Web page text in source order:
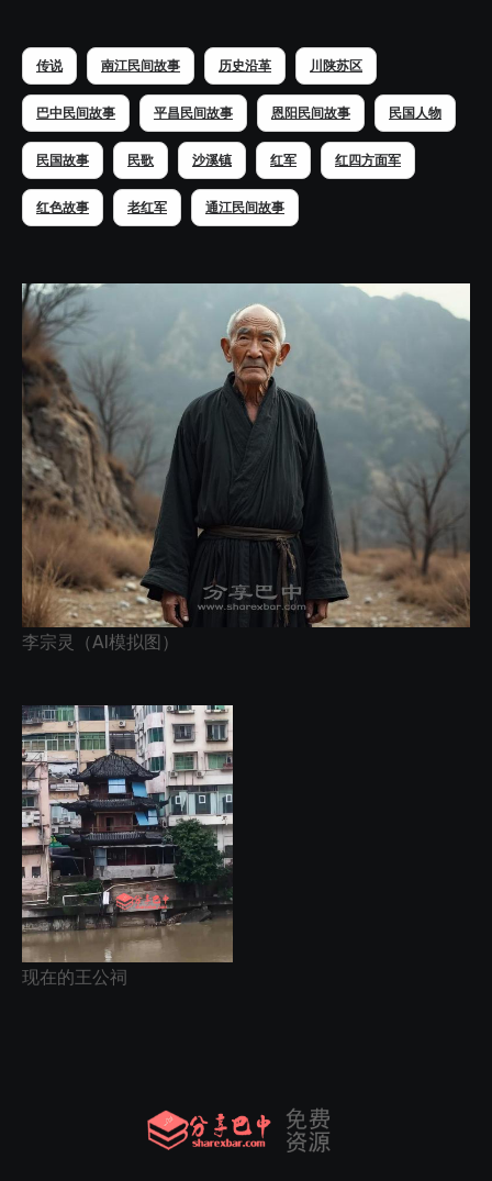
传说 南江民间故事 历史沿革 川陕苏区
巴中民间故事 平昌民间故事 恩阳民间故事 民国人物
民国故事 民歌 沙溪镇 红军 红四方面军
红色故事 老红军 通江民间故事
李宗灵（AI模拟图）
现在的王公祠